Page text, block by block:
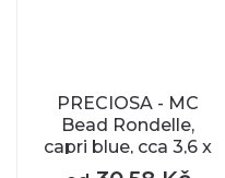
PRECIOSA - MC
Bead Rondelle,
capri blue, cca 3,6 x
4 mm